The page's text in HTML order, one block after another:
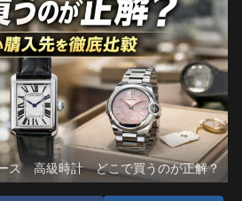
ス 高級時計 どこで買うのが正解？